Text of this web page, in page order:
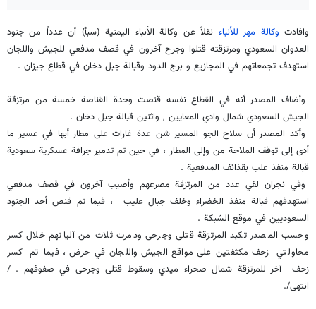
وافادت وكالة مهر للأنباء نقلاً عن وكالة الأنباء اليمنية (سبأ) أن عدداً من جنود
العدوان السعودي ومرتزقته قتلوا وجرح آخرون في قصف مدفعي للجيش واللجان
استهدف تجمعاتهم في المجازيع و برج الدود وقبالة جبل دخان في قطاع جيزان .
وأضاف المصدر أنه في القطاع نفسه قنصت وحدة القناصة خمسة من مرتزقة
الجيش السعودي شمال وادي المعايين , واثنين قبالة جبل دخان .
وأكد المصدر أن سلاح الجو المسير شن عدة غارات على مطار أبها في عسير ما
أدى إلى توقف الملاحة من وإلى المطار ، في حين تم تدمير جرافة عسكرية سعودية
قبالة منفذ علب بقذائف المدفعية .
وفي نجران لقي عدد من المرتزقة مصرعهم وأصيب آخرون في قصف مدفعي
استهدفهم قبالة منفذ الخضراء وخلف جبال عليب ، فيما تم قنص أحد الجنود
السعوديين في موقع الشبكة .
وحسب المصدر تكبد المرتزقة قتلى وجرحى ودمرت ثلاث من آلياتهم خلال كسر
محاولتي زحف مكثفتين على مواقع الجيش واللجان في حرض ، فيما تم كسر
زحف آخر للمرتزقة شمال صحراء ميدي وسقوط قتلى وجرحى في صفوفهم . /
انتهى/.